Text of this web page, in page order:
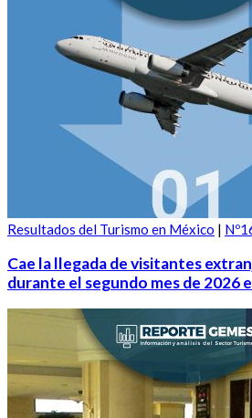
Resultados del Turismo en México |
Cae la llegada de visitantes
durante el segundo mes de 2026